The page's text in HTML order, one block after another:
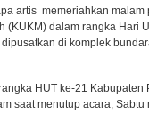
artis memeriahkan malam
dalam rangka Hari
di komplek
HUT ke-21
saat menutup acara, Sabtu